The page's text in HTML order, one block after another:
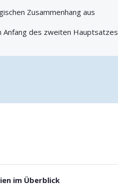
Zusammenhang aus
Anfang des zweiten Hauptsatzes
im Überblick